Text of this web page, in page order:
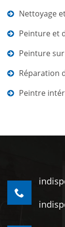
Nettoyage
Peinture et
Peinture
Réparation
Peintre